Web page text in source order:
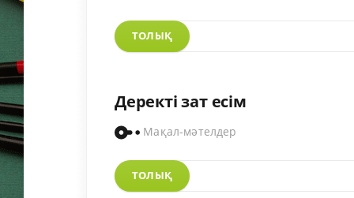
ТОЛЫҚ
Деректі зат есім
Мақал-мәтелдер
ТОЛЫҚ